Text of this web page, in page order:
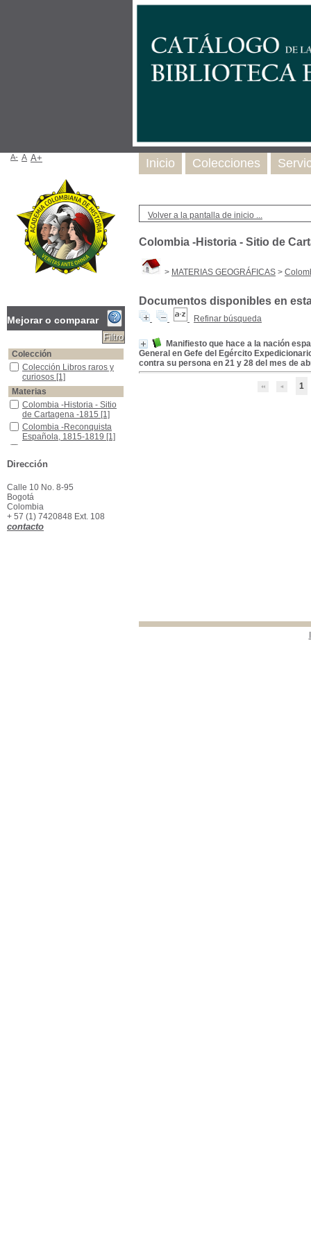
Volver a la pantalla de inicio ...
Colombia -Historia - Sitio de
> MATERIAS GEOGRÁFICAS >
Documentos disponibles en
Refinar búsqueda
Manifiesto que hace a la nación
General en Gefe del Egército
contra su persona en 21 y 28 del mes de
1
Inicio Colecciones
A- A A+
Mejorar o comparar
Colección
Colección Libros raros y curiosos
Colección Libros raros y
curiosos [1]
Materias
Colombia -Historia - Sitio de Cartagena -1815
Colombia -Historia - Sitio
de Cartagena -1815 [1]
Colombia -Reconquista Española, 1815-1819
Colombia -Reconquista
Española, 1815-1819 [1]
Guerra de Independencia
-1810-1822
Dirección
Calle 10 No. 8-95
Bogotá
Colombia
+ 57 (1) 7420848 Ext. 108
contacto